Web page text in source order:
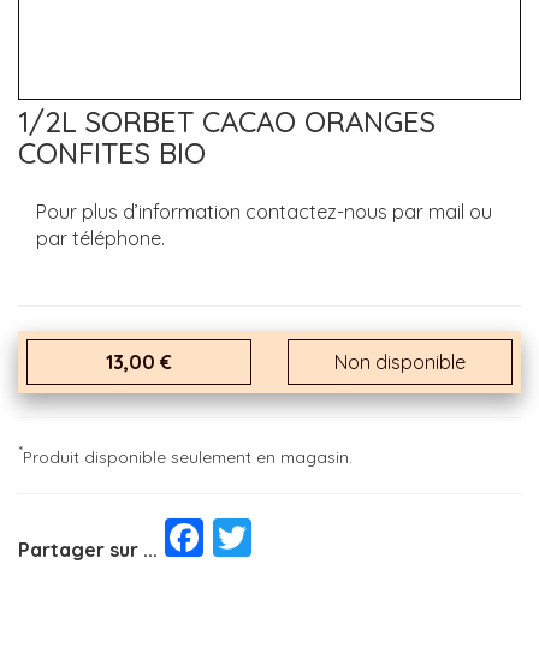
1/2L SORBET CACAO ORANGES
CONFITES BIO
Pour plus d’information contactez-nous par mail ou
par téléphone.
13,00 € Non disponible
*Produit disponible seulement en magasin.
Partager sur ...
Facebook